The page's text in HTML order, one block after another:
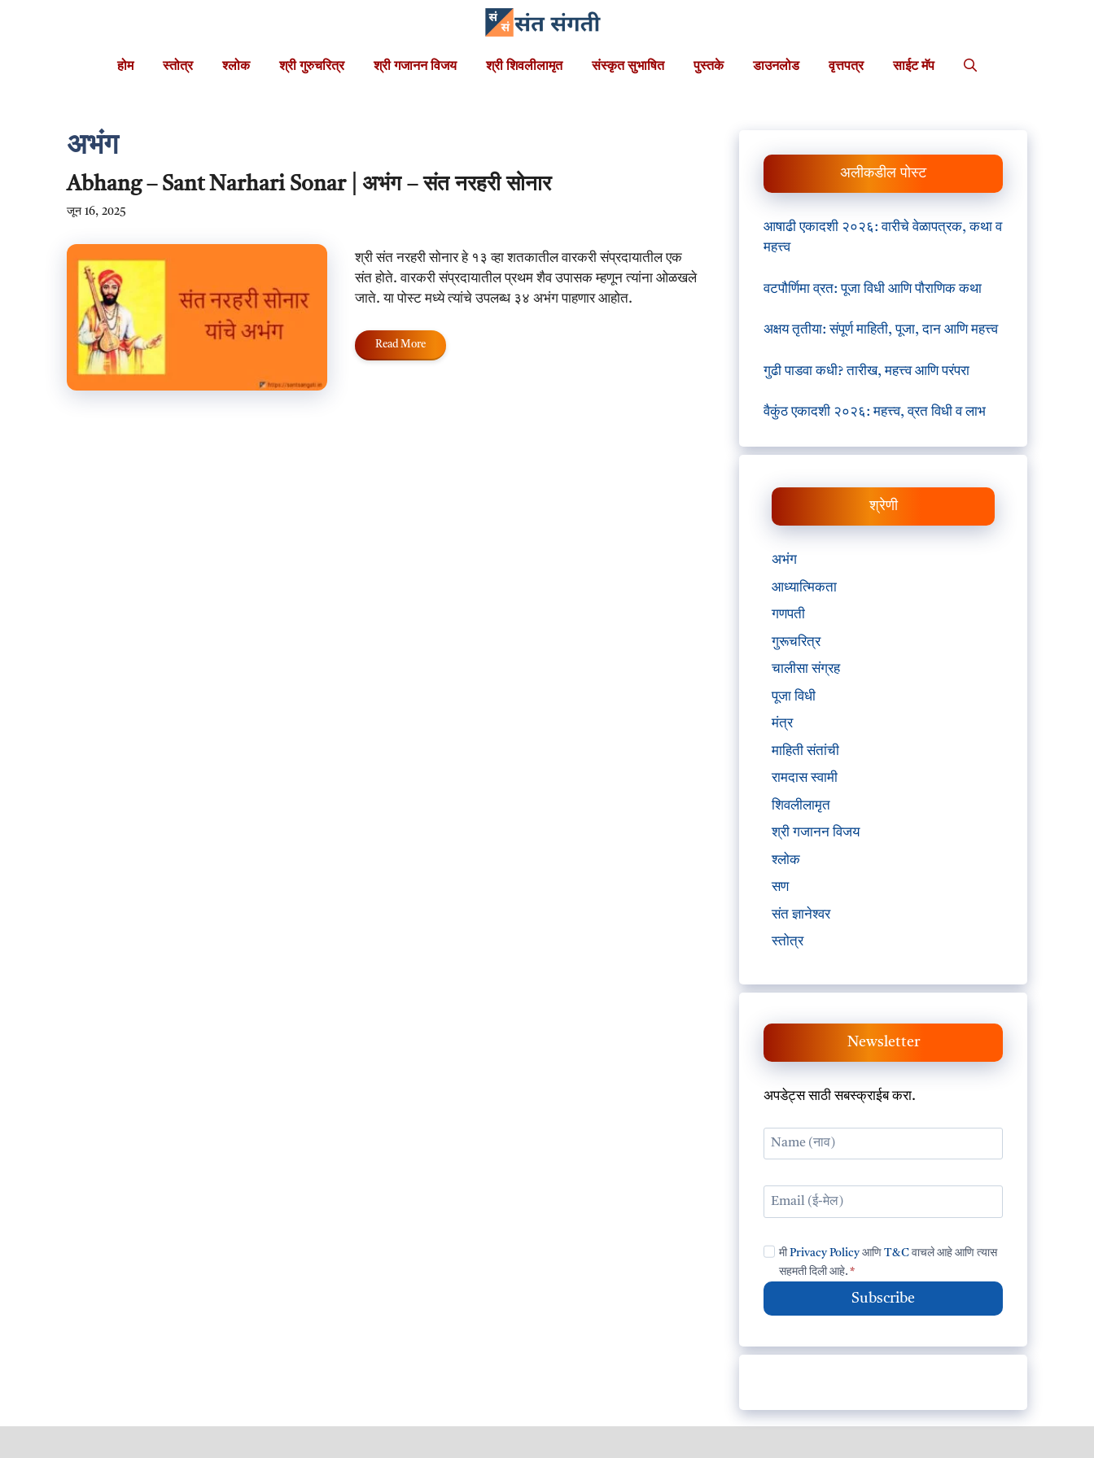
होम स्तोत्र श्लोक श्री गुरुचरित्र श्री गजानन विजय श्री शिवलीलामृत संस्कृत सुभाषित पुस्तके डाउनलोड वृत्तपत्र साईट मॅप
अभंग
Abhang – Sant Narhari Sonar | अभंग – संत नरहरी सोनार
जून 16, 2025
श्री संत नरहरी सोनार हे १३ व्हा शतकातील वारकरी संप्रदायातील एक
संत होते. वारकरी संप्रदायातील प्रथम शैव उपासक म्हणून त्यांना ओळखले
जाते. या पोस्ट मध्ये त्यांचे उपलब्ध ३४ अभंग पाहणार आहोत.
Read More
अलीकडील पोस्ट
आषाढी एकादशी २०२६: वारीचे वेळापत्रक, कथा व
महत्त्व
वटपौर्णिमा व्रत: पूजा विधी आणि पौराणिक कथा
अक्षय तृतीया: संपूर्ण माहिती, पूजा, दान आणि महत्त्व
गुढी पाडवा कधी? तारीख, महत्त्व आणि परंपरा
वैकुंठ एकादशी २०२६: महत्त्व, व्रत विधी व लाभ
श्रेणी
अभंग
आध्यात्मिकता
गणपती
गुरूचरित्र
चालीसा संग्रह
पूजा विधी
मंत्र
माहिती संतांची
रामदास स्वामी
शिवलीलामृत
श्री गजानन विजय
श्लोक
सण
संत ज्ञानेश्वर
स्तोत्र
Newsletter
अपडेट्स साठी सबस्क्राईब करा.
मीPrivacy PolicyआणिT&C वाचले आहे आणि त्यास
सहमती दिली आहे. *
Subscribe